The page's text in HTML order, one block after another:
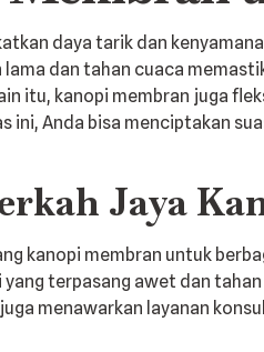
daya tarik dan
dan tahan cuaca
itu, kanopi membran juga
Anda bisa menciptakan
Jaya
kanopi membran untuk
terpasang awet dan
menawarkan layanan